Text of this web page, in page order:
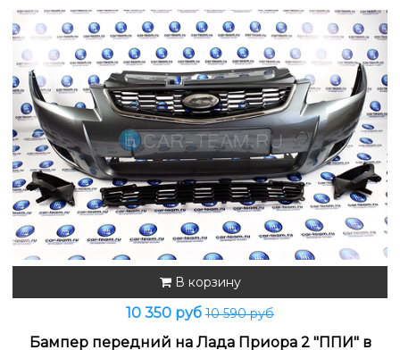
В корзину
10 350 руб 10 590 руб
Бампер передний на Лада Приора 2 "ППИ" в